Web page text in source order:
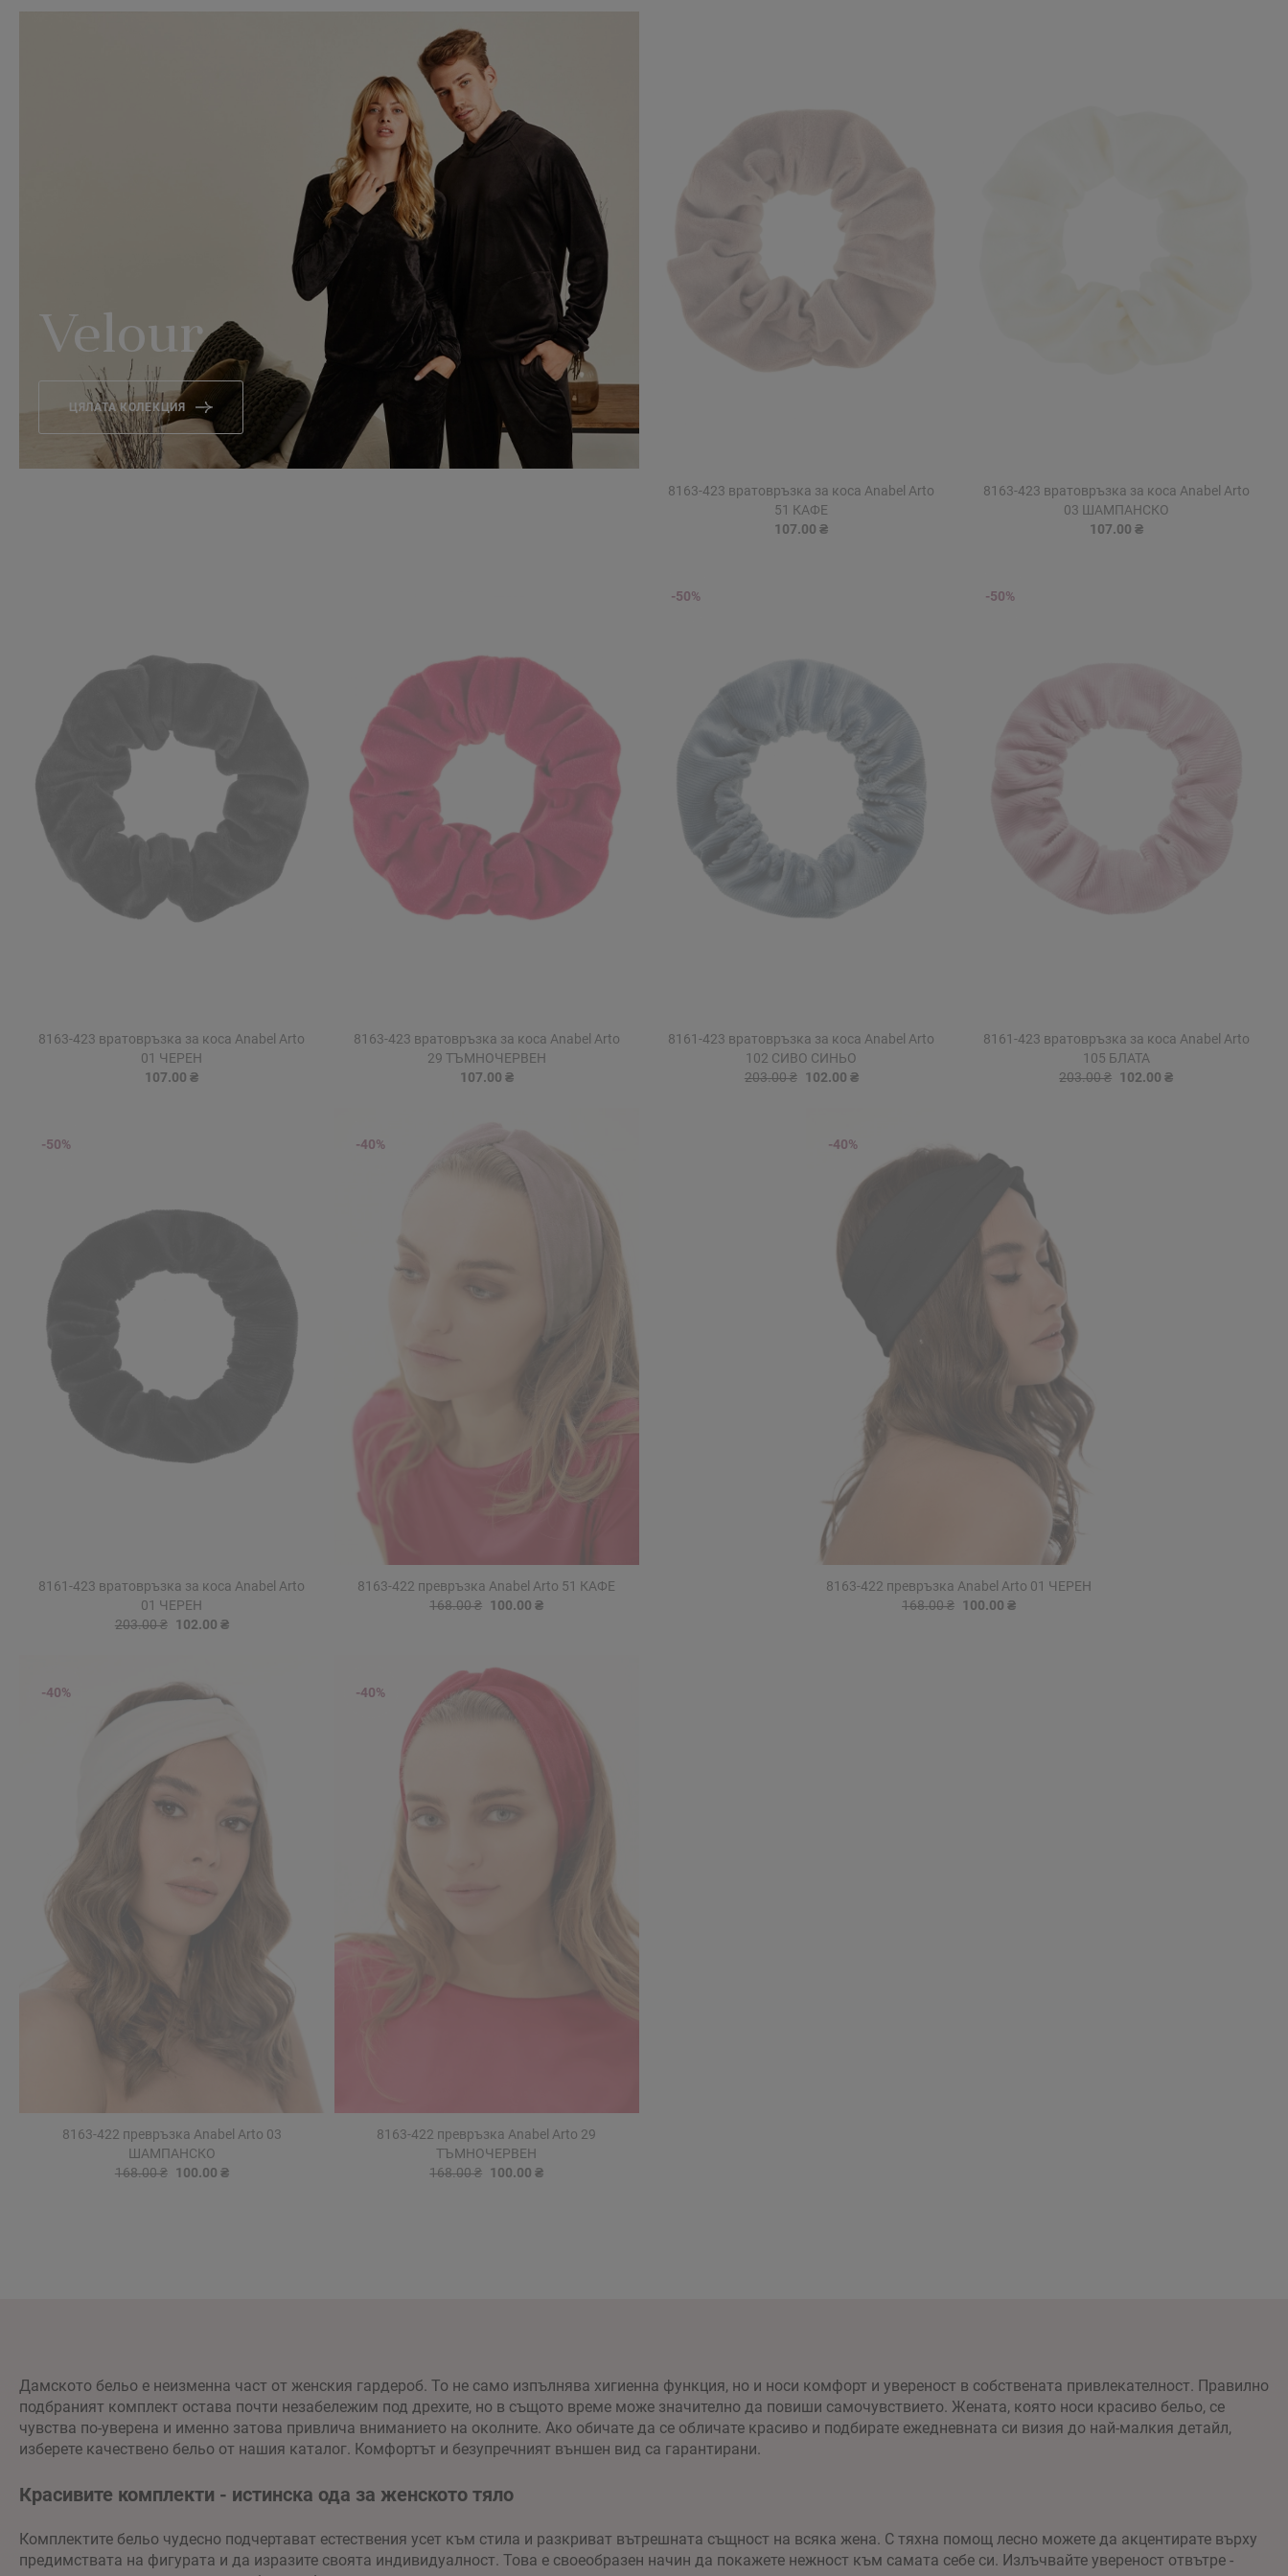
Velour
ЦЯЛАТА КОЛЕКЦИЯ
8163-423 вратовръзка за коса Anabel Arto
51 КАФЕ
107.00 ₴
8163-423 вратовръзка за коса Anabel Arto
03 ШАМПАНСКО
107.00 ₴
8163-423 вратовръзка за коса Anabel Arto
01 ЧЕРЕН
107.00 ₴
8163-423 вратовръзка за коса Anabel Arto
29 ТЪМНОЧЕРВЕН
107.00 ₴
8161-423 вратовръзка за коса Anabel Arto
102 СИВО СИНЬО
203.00 ₴ 102.00 ₴
-50%
8161-423 вратовръзка за коса Anabel Arto
105 БЛАТА
203.00 ₴ 102.00 ₴
-50%
8161-423 вратовръзка за коса Anabel Arto
01 ЧЕРЕН
203.00 ₴ 102.00 ₴
-50%
8163-422 превръзка Anabel Arto 51 КАФЕ
168.00 ₴ 100.00 ₴
-40%
8163-422 превръзка Anabel Arto 01 ЧЕРЕН
168.00 ₴ 100.00 ₴
-40%
8163-422 превръзка Anabel Arto 03
ШАМПАНСКО
168.00 ₴ 100.00 ₴
-40%
8163-422 превръзка Anabel Arto 29
ТЪМНОЧЕРВЕН
168.00 ₴ 100.00 ₴
-40%
Дамското бельо е неизменна част от женския гардероб. То не само изпълнява хигиенна функция, но и носи комфорт и увереност в собствената привлекателност. Правилно
подбраният комплект остава почти незабележим под дрехите, но в същото време може значително да повиши самочувствието. Жената, която носи красиво бельо, се
чувства по-уверена и именно затова привлича вниманието на околните. Ако обичате да се обличате красиво и подбирате ежедневната си визия до най-малкия детайл,
изберете качествено бельо от нашия каталог. Комфортът и безупречният външен вид са гарантирани.
Красивите комплекти - истинска ода за женското тяло
Комплектите бельо чудесно подчертават естествения усет към стила и разкриват вътрешната същност на всяка жена. С тяхна помощ лесно можете да акцентирате върху
предимствата на фигурата и да изразите своята индивидуалност. Това е своеобразен начин да покажете нежност към самата себе си. Излъчвайте увереност отвътре -